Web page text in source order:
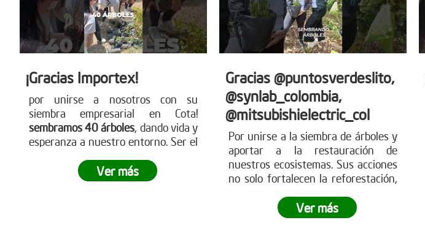
¡Gracias Importex!
por unirse a nosotros con su
siembra empresarial en Cota!
sembramos 40 árboles, dando vida y
esperanza a nuestro entorno. Ser el
como estas. ¿Tu empresa está lista
para ser parte de este movimiento
Ver más
Gracias @puntosverdeslito,
@synlab_colombia,
@mitsubishielectric_col
Por unirse a la siembra de árboles y
aportar a la restauración de
nuestros ecosistemas. Sus acciones
no solo fortalecen la reforestación,
de hábitats, la captura de CO? y la
construcción de un futuro
Ver más